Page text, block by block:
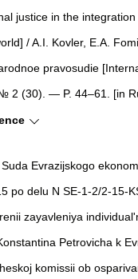
justice in the
/ A.I. Kovler, E.A.
pravosudie
2 (30). — P. 44–61. [in
Evrazijskogo
po delu N SE-1-2/2-15-
zayavleniya
Petrovicha k
komissii ob